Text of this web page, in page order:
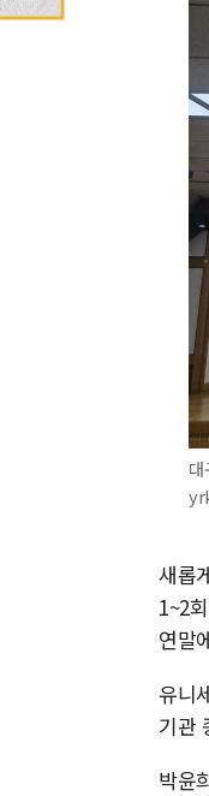
새롭
1~2
연말
유니
기관
박윤